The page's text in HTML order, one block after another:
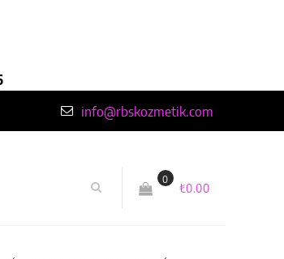
info@rbskozmetik.com
0
₺0.00